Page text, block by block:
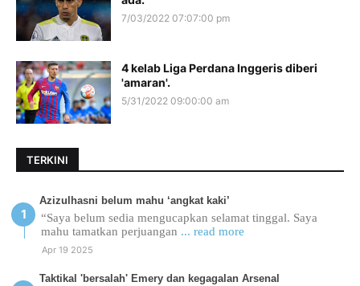
7/03/2022 07:07:00 pm
4 kelab Liga Perdana Inggeris diberi
'amaran'.
5/31/2022 09:00:00 am
TERKINI
Azizulhasni belum mahu ‘angkat kaki’
“Saya belum sedia mengucapkan selamat tinggal. Saya
mahu tamatkan perjuangan ... read more
Apr 19 2025
Taktikal 'bersalah' Emery dan kegagalan Arsenal